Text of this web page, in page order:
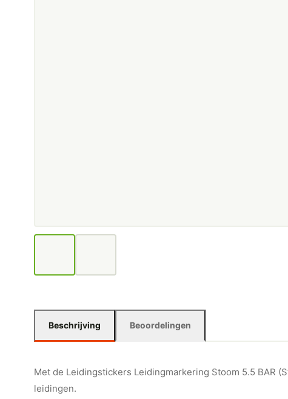
Beschrijving Beoordelingen
Met de Leidingstickers Leidingmarkering Stoom 5.5 BAR
leidingen.